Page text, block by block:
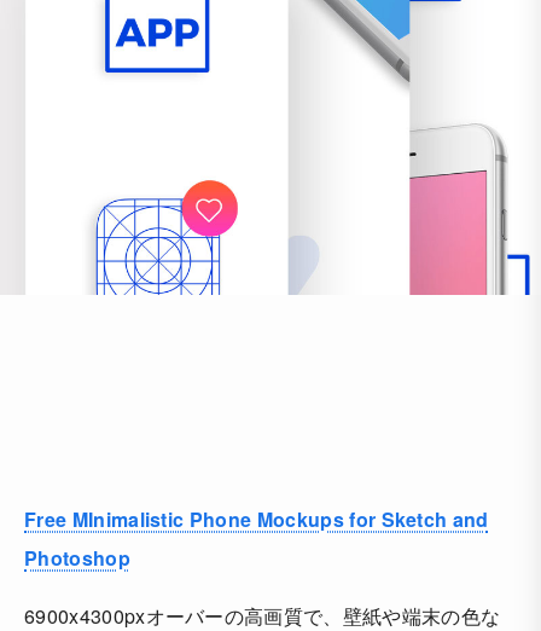
Free MInimalistic Phone Mockups for Sketch and
Photoshop
6900x4300pxオーバーの高画質で、壁紙や端末の色な